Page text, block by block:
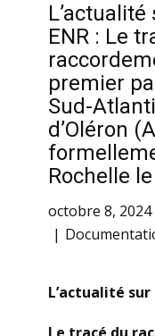
ENR : Le
premier
Sud-
d’Oléron
Rochelle
octobre 8, 2024
L’actualité sur